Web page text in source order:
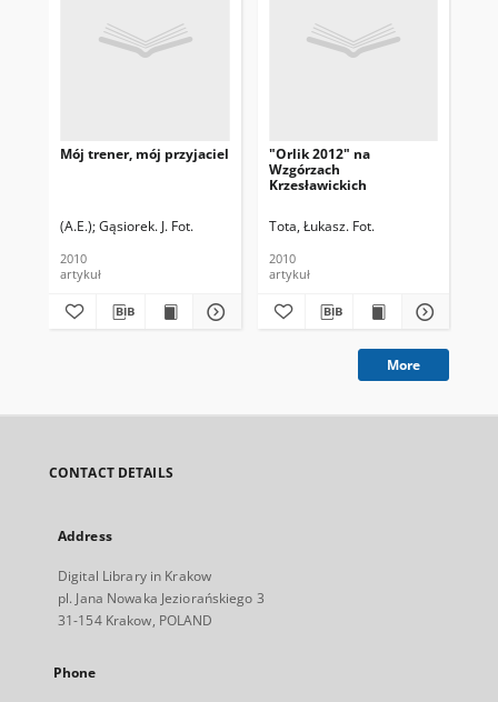
Mój trener, mój przyjaciel
(A.E.) Gąsiorek. J. Fot.
2010
artykuł
"Orlik 2012" na
Wzgórzach
Krzesławickich
Tota, Łukasz. Fot.
2010
artykuł
More
CONTACT DETAILS
Address
Digital Library in Krakow
pl. Jana Nowaka Jeziorańskiego 3
31-154 Krakow, POLAND
Phone